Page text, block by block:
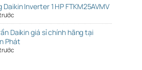
Inverter 1 HP FTKM25AVMV
Daikin giá sỉ chính hãng tại
Phát